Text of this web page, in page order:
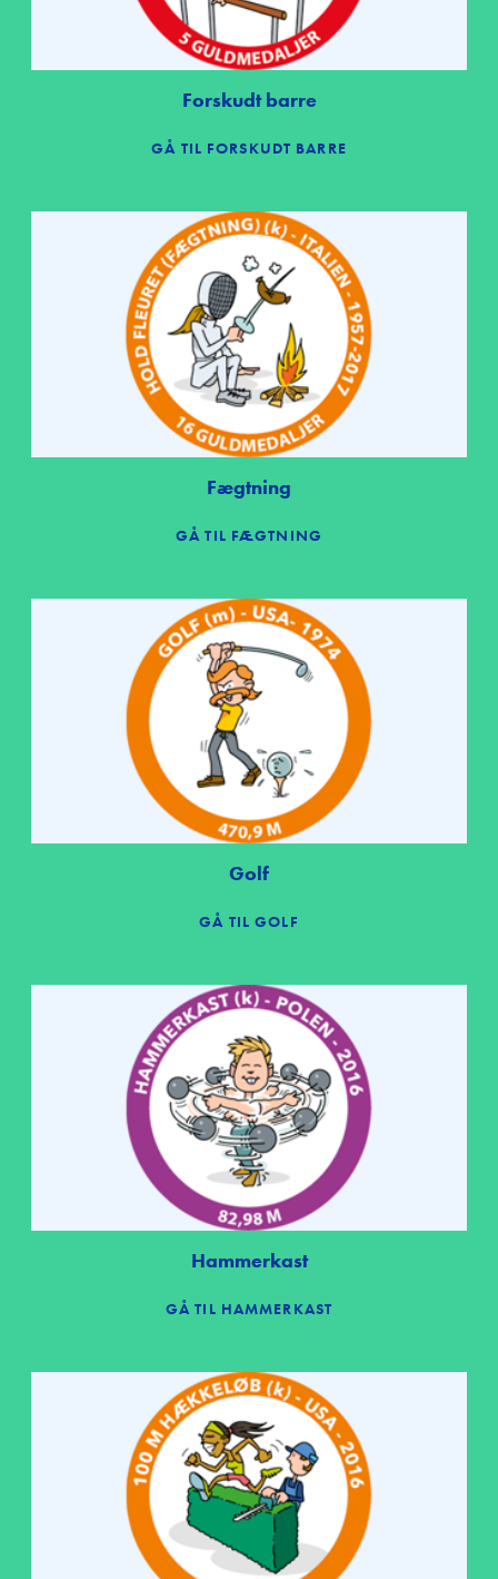
Forskudt barre
GÅ TIL FORSKUDT BARRE
Fægtning
GÅ TIL FÆGTNING
Golf
GÅ TIL GOLF
Hammerkast
GÅ TIL HAMMERKAST